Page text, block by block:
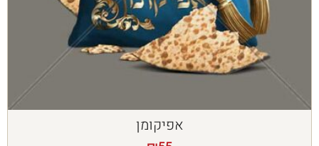
אפיקומן